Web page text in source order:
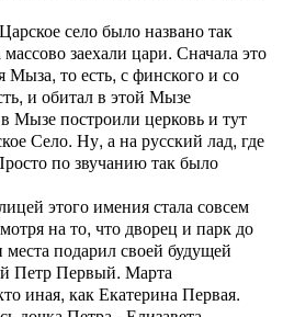
село было названо так
заехали цари. Сначала это
Мыза, то есть, с финского и со
и обитал в этой Мызе
Мызе построили церковь и тут
Село. Ну, а на русский лад, где
по звучанию так было
этого имения стала совсем
на то, что дворец и парк до
подарил своей будущей
Петр Первый. Марта
иная, как Екатерина Первая.